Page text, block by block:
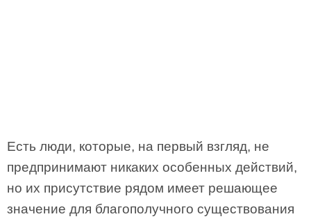
Есть люди, которые, на первый взгляд, не
предпринимают никаких особенных действий,
но их присутствие рядом имеет решающее
значение для благополучного существования